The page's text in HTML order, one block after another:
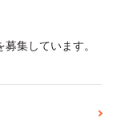
集しています。